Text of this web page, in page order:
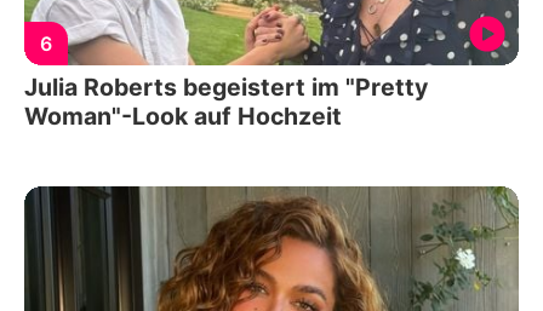
6
Julia Roberts begeistert im "Pretty
Woman"-Look auf Hochzeit